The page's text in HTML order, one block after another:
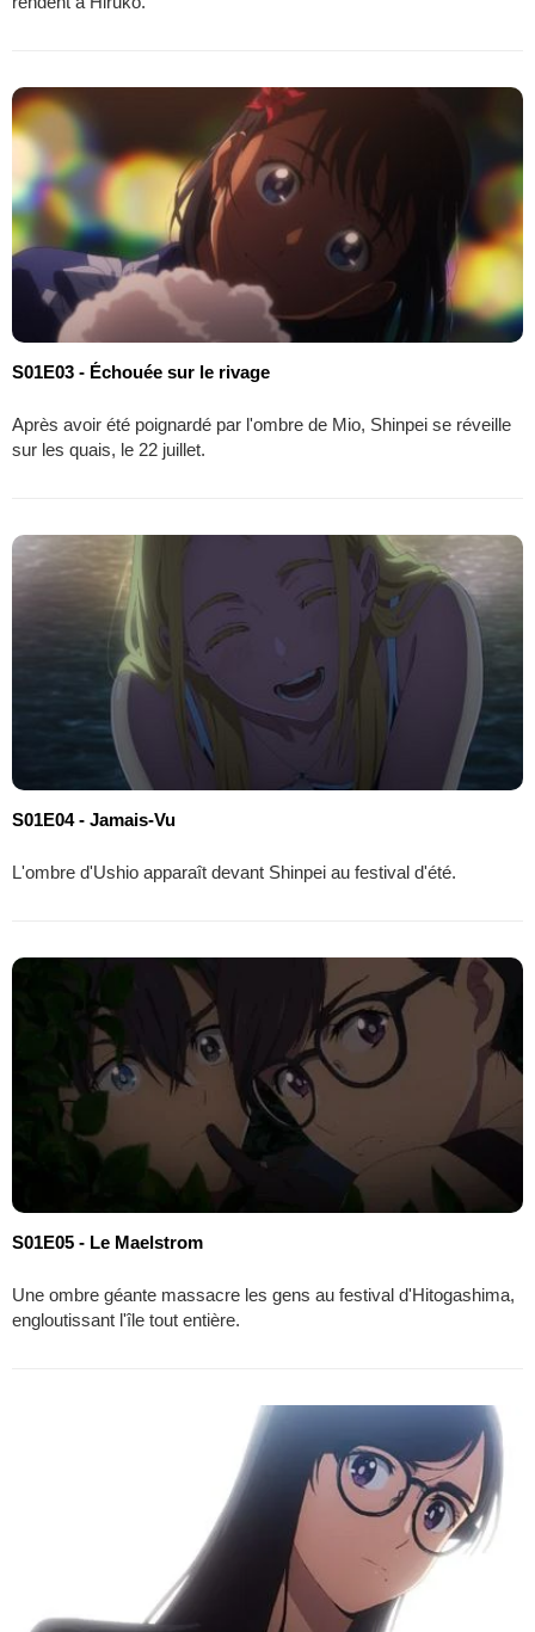
S01E03 - Échouée sur le rivage
Après avoir été poignardé par l'ombre de Mio, Shinpei se réveille
sur les quais, le 22 juillet.
S01E04 - Jamais-Vu
L'ombre d'Ushio apparaît devant Shinpei au festival d'été.
S01E05 - Le Maelstrom
Une ombre géante massacre les gens au festival d'Hitogashima,
engloutissant l'île tout entière.